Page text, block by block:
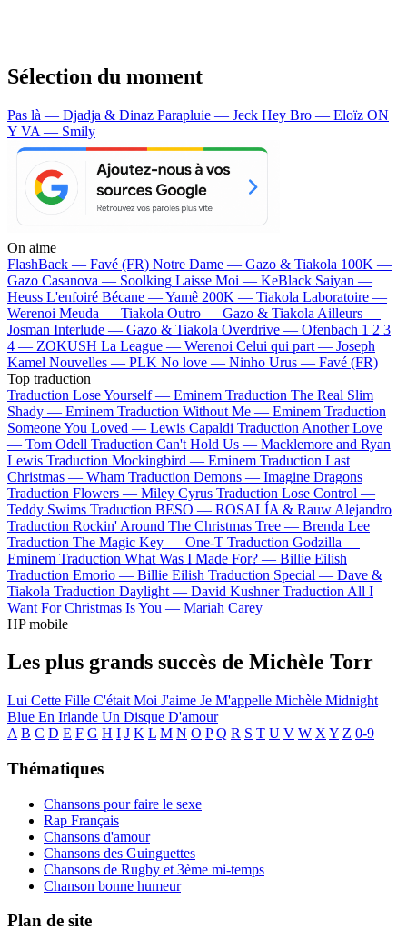
Sélection du moment
Pas là — Djadja & Dinaz Parapluie — Jeck Hey Bro — Eloïz ON
Y VA — Smily
On aime
FlashBack — Favé (FR) Notre Dame — Gazo & Tiakola 100K —
Gazo Casanova — Soolking Laisse Moi — KeBlack Saiyan —
Heuss L'enfoiré Bécane —Yamê 200K — Tiakola Laboratoire —
Werenoi Meuda — Tiakola Outro — Gazo & Tiakola Ailleurs —
Josman Interlude — Gazo & Tiakola Overdrive — Ofenbach 1 2 3
4 — ZOKUSH La League — Werenoi Celui qui part — Joseph
Kamel Nouvelles — PLK No love — Ninho Urus — Favé (FR)
Top traduction
Traduction Lose Yourself — Eminem Traduction The Real Slim
Shady — Eminem Traduction Without Me — Eminem Traduction
Someone You Loved — Lewis Capaldi Traduction Another Love
— Tom Odell Traduction Can't Hold Us — Macklemore and Ryan
Lewis Traduction Mockingbird — Eminem Traduction Last
Christmas — Wham Traduction Demons — Imagine Dragons
Traduction Flowers — Miley Cyrus Traduction Lose Control —
Teddy Swims Traduction BESO — ROSALÍA & Rauw Alejandro
Traduction Rockin' Around The Christmas Tree — Brenda Lee
Traduction The Magic Key — One-T Traduction Godzilla —
Eminem Traduction What Was I Made For? — Billie Eilish
Traduction Emorio — Billie Eilish Traduction Special — Dave &
Tiakola Traduction Daylight — David Kushner Traduction All I
Want For Christmas Is You — Mariah Carey
HP mobile
Les plus grands succès de Michèle Torr
Lui Cette Fille C'était Moi J'aime Je M'appelle Michèle Midnight
Blue En Irlande Un Disque D'amour
A B C D E F G H I J K L M N O P Q R S T U V W X Y Z 0-9
Thématiques
Chansons pour faire le sexe
Rap Français
Chansons d'amour
Chansons des Guinguettes
Chansons de Rugby et 3ème mi-temps
Chanson bonne humeur
Plan de site